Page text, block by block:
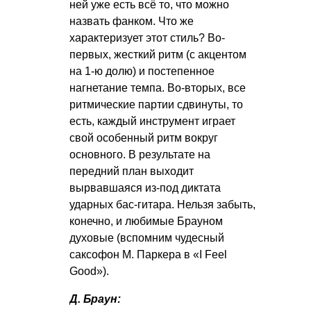
ней уже есть всё то, что можно
назвать фанком. Что же
характеризует этот стиль? Во-
первых, жесткий ритм (с акцентом
на 1-ю долю) и постепенное
нагнетание темпа. Во-вторых, все
ритмические партии сдвинуты, то
есть, каждый инструмент играет
свой особенный ритм вокруг
основного. В результате на
передний план выходит
вырвавшаяся из-под диктата
ударных бас-гитара. Нельзя забыть,
конечно, и любимые Брауном
духовые (вспомним чудесный
саксофон М. Паркера в «I Feel
Good»).
Д. Браун: